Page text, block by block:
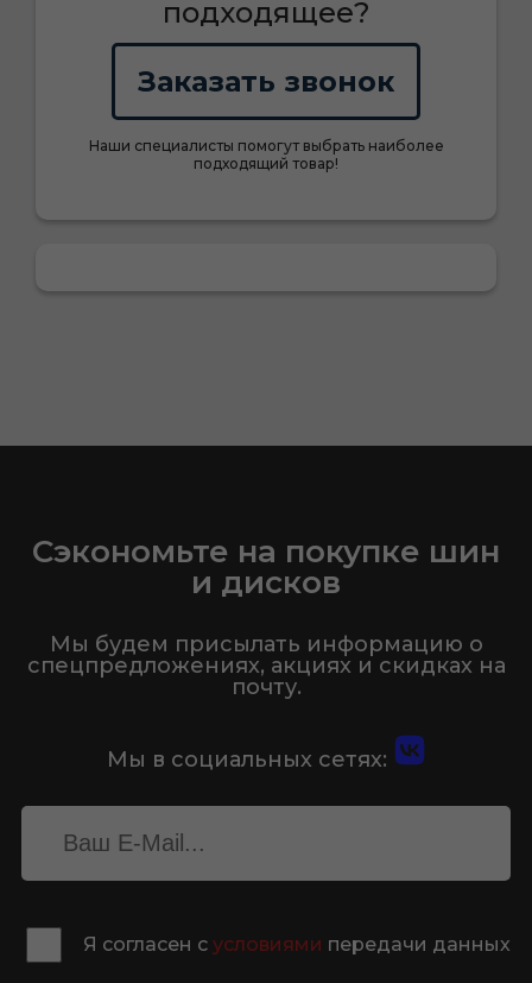
подходящее?
Заказать звонок
Наши специалисты помогут выбрать наиболее
подходящий товар!
Сэкономьте на покупке шин
и дисков
Мы будем присылать информацию о
спецпредложениях, акциях и скидках на
почту.
Мы в социальных сетях:
Я согласен с условиями передачи данных